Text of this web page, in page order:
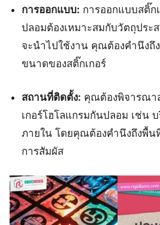
การออกแบบ: การออกแบบสติ๊ก
ปลอมต้องเหมาะสมกับวัตถุประ
จะนำไปใช้งาน คุณต้องคำนึงถึ
ขนาดของสติ๊กเกอร์
สถานที่ติดตั้ง: คุณต้องพิจารณา
เกอร์โฮโลแกรมกันปลอม เช่น
ภายใน โดยคุณต้องคำนึงถึงพื้น
การสัมผัส